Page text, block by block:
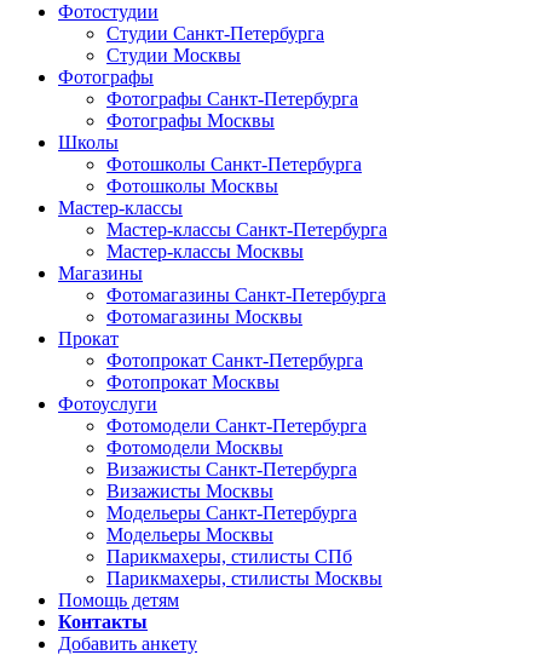
Фотостудии
Студии Санкт-Петербурга
Студии Москвы
Фотографы
Фотографы Санкт-Петербурга
Фотографы Москвы
Школы
Фотошколы Санкт-Петербурга
Фотошколы Москвы
Мастер-классы
Мастер-классы Санкт-Петербурга
Мастер-классы Москвы
Магазины
Фотомагазины Санкт-Петербурга
Фотомагазины Москвы
Прокат
Фотопрокат Санкт-Петербурга
Фотопрокат Москвы
Фотоуслуги
Фотомодели Санкт-Петербурга
Фотомодели Москвы
Визажисты Санкт-Петербурга
Визажисты Москвы
Модельеры Санкт-Петербурга
Модельеры Москвы
Парикмахеры, стилисты СПб
Парикмахеры, стилисты Москвы
Помощь детям
Контакты
Добавить анкету